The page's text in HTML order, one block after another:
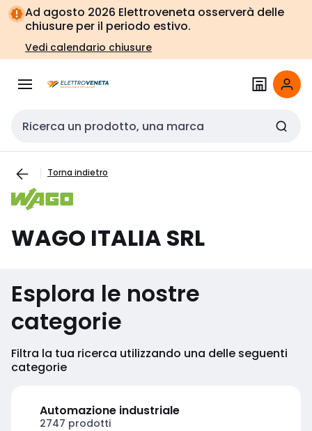
Vai alla
navigazione
Vai
alla
pagina
Ad agosto 2026 Elettroveneta osserverà delle
chiusure per il periodo estivo.
Vedi calendario chiusure
Cerca input
Torna indietro
WAGO ITALIA SRL
Esplora le nostre
categorie
Filtra la tua ricerca utilizzando una delle seguenti
categorie
Automazione industriale
2747 prodotti